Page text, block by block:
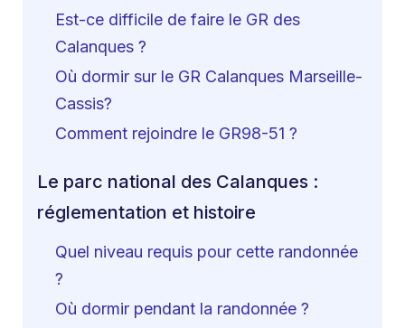
Est-ce difficile de faire le GR des
Calanques ?
Où dormir sur le GR Calanques Marseille-
Cassis?
Comment rejoindre le GR98-51 ?
Le parc national des Calanques :
réglementation et histoire
Quel niveau requis pour cette randonnée
?
Où dormir pendant la randonnée ?